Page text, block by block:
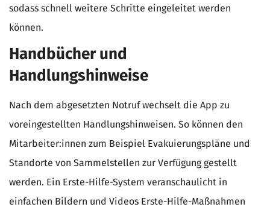
sodass schnell weitere Schritte eingeleitet werden
können.
Handbücher und
Handlungshinweise
Nach dem abgesetzten Notruf wechselt die App zu
voreingestellten Handlungshinweisen. So können den
Mitarbeiter:innen zum Beispiel Evakuierungspläne und
Standorte von Sammelstellen zur Verfügung gestellt
werden. Ein Erste-Hilfe-System veranschaulicht in
einfachen Bildern und Videos Erste-Hilfe-Maßnahmen